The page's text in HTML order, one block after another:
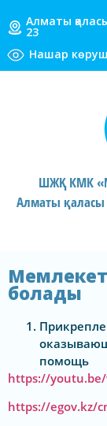
Алматы
23
Нашар
ШЖҚ КМК
Алматы қаласы
болады
помощь
https://youtu.be/
https://egov.kz/